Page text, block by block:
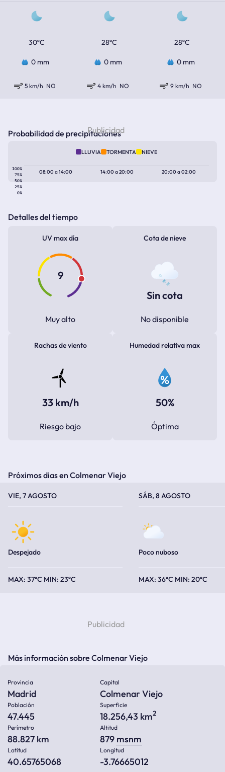
30ºC 28ºC 28ºC
0 mm 0 mm 0 mm
5 km/h NO 4 km/h NO 9 km/h NO
Probabilidad de precipitaciones
LLUVIA TORMENTA NIEVE
100%
75%
50%
25%
0%
08:00a14:00 14:00a20:00 20:00a02:00
Detalles del tiempo
UV max día
9
Muy alto
Cota de nieve
Sin cota
No disponible
Rachas de viento
33 km/h
Riesgo bajo
Humedad relativa max
50%
Óptima
Próximos dias en Colmenar Viejo
VIE, 7 AGOSTO
Despejado
37ºC 23ºC
SÁB, 8 AGOSTO
Poco nuboso
36ºC 20ºC
Más información sobre Colmenar Viejo
Provincia
Madrid
Capital
Colmenar Viejo
Población
47.445
Superficie
18.256,43 km2
Perímetro
88.827 km
Altitud
879 msnm
Latitud
40.65765068
Longitud
-3.76665012